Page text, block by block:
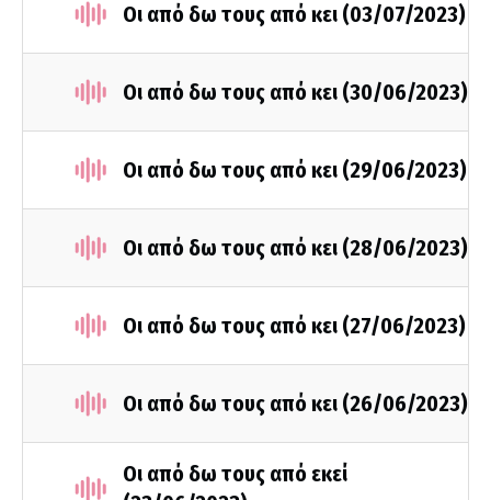
Οι από δω τους από κει (03/07/2023)
Οι από δω τους από κει (30/06/2023)
Οι από δω τους από κει (29/06/2023)
Οι από δω τους από κει (28/06/2023)
Οι από δω τους από κει (27/06/2023)
Οι από δω τους από κει (26/06/2023)
Οι από δω τους από εκεί